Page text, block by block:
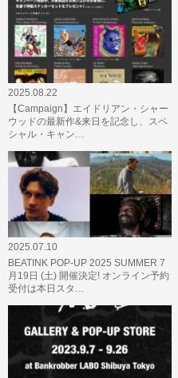
2025.08.22
【Campaign】エイドリアン・シャー
ウッドの最新作&来日を記念し、スペ
シャル・キャン…
2025.07.10
BEATINK POP-UP 2025 SUMMER 7
月19日 (土) 開催決定! オンライン予約
受付は本日スタ…